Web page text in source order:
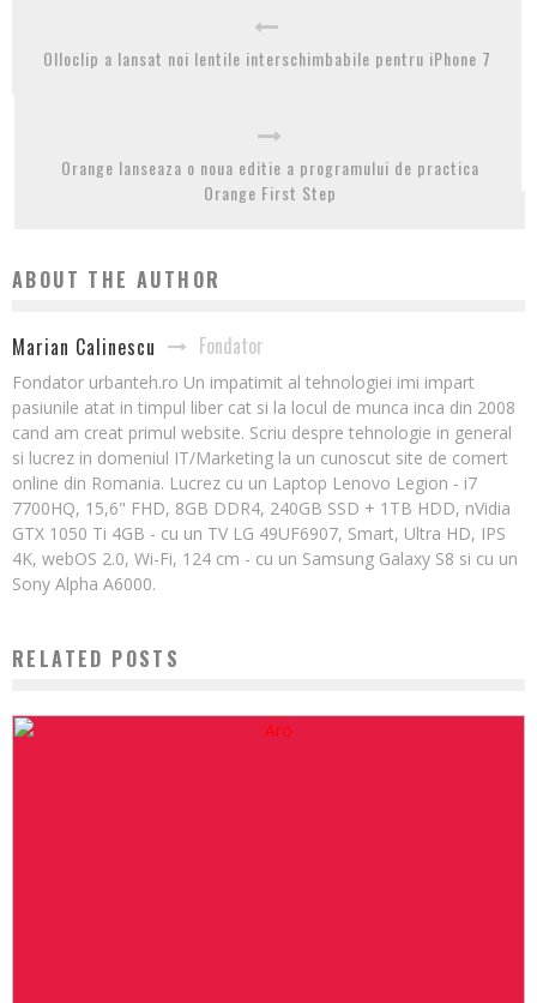
Olloclip a lansat noi lentile interschimbabile pentru iPhone 7
Orange lanseaza o noua editie a programului de practica
Orange First Step
ABOUT THE AUTHOR
Marian Calinescu Fondator
Fondator urbanteh.ro Un impatimit al tehnologiei imi impart
pasiunile atat in timpul liber cat si la locul de munca inca din 2008
cand am creat primul website. Scriu despre tehnologie in general
si lucrez in domeniul IT/Marketing la un cunoscut site de comert
online din Romania. Lucrez cu un Laptop Lenovo Legion - i7
7700HQ, 15,6" FHD, 8GB DDR4, 240GB SSD + 1TB HDD, nVidia
GTX 1050 Ti 4GB - cu un TV LG 49UF6907, Smart, Ultra HD, IPS
4K, webOS 2.0, Wi-Fi, 124 cm - cu un Samsung Galaxy S8 si cu un
Sony Alpha A6000.
RELATED POSTS